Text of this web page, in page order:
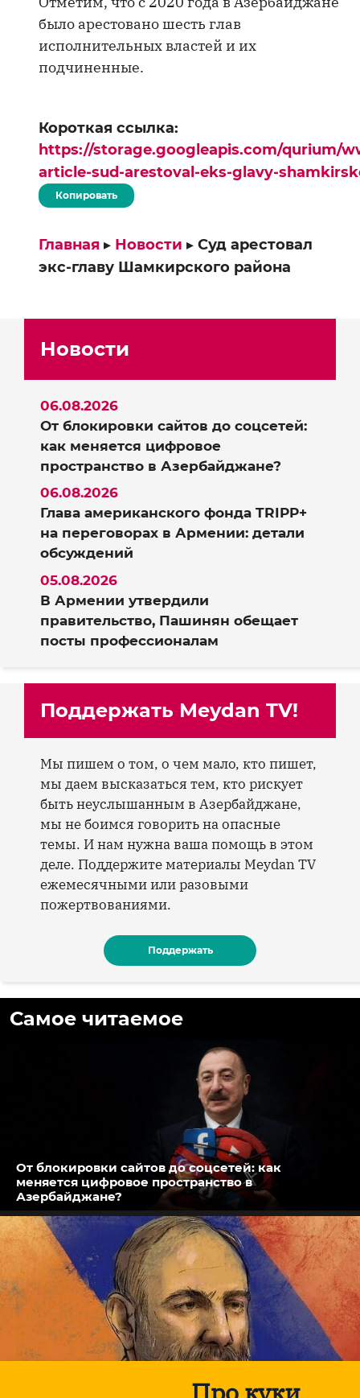
Про куки
было арестовано шесть глав
исполнительных властей и их
подчиненные.
Короткая ссылка:
https://storage.googleapis.com/qurium/
article-sud-arestoval-eks-glavy-
Копировать
Главная ▸ Новости ▸ Суд арестовал
экс-главу Шамкирского района
Новости
От блокировки сайтов до соцсетей:
как меняется цифровое
пространство в Азербайджане?
06.08.2026
Глава американского фонда TRIPP+
на переговорах в Армении: детали
обсуждений
06.08.2026
В Армении утвердили
правительство, Пашинян обещает
посты профессионалам
05.08.2026
Поддержать Meydan TV!
Мы пишем о том, о чем мало, кто пишет,
мы даем высказаться тем, кто рискует
быть неуслышанным в Азербайджане,
мы не боимся говорить на опасные
темы. И нам нужна ваша помощь в этом
деле. Поддержите материалы Meydan TV
ежемесячными или разовыми
пожертвованиями.
Поддержать
Самое читаемое
От блокировки сайтов до соцсетей: как
меняется цифровое пространство в
Азербайджане?